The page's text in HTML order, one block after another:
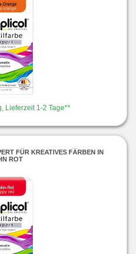
Lieferzeit 1-2 Tage**
FÜR KREATIVES FÄRBEN IN
ROT